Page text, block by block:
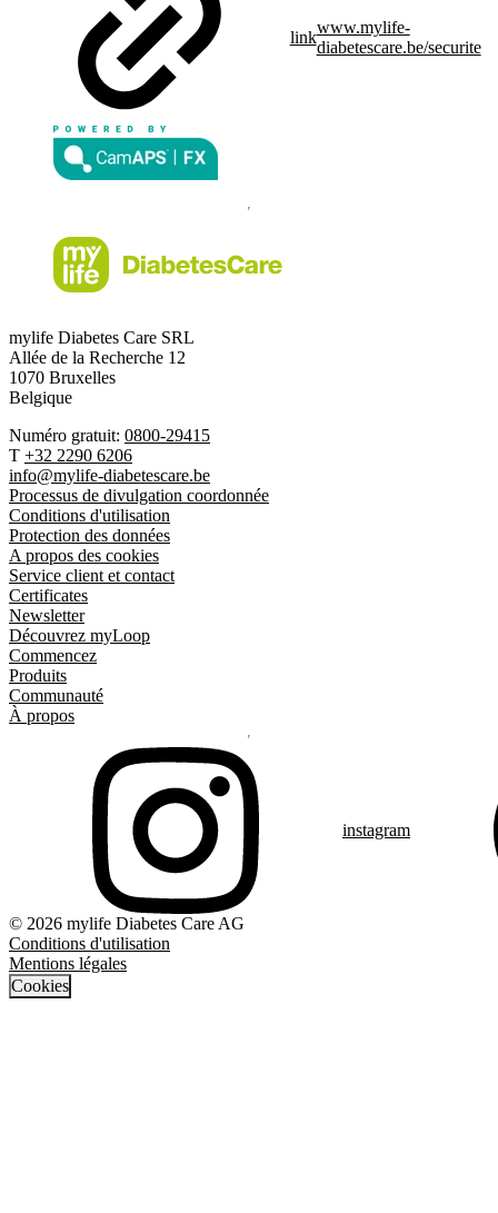
link
www.mylife-
diabetescare.be/securite
mylife Diabetes Care SRL
Allée de la Recherche 12
1070 Bruxelles
Belgique
Numéro gratuit: 0800-29415
T +32 2290 6206
info@mylife-diabetescare.be
Processus de divulgation coordonnée
Conditions d'utilisation
Protection des données
A propos des cookies
Service client et contact
Certificates
Newsletter
Découvrez myLoop
Commencez
Produits
Communauté
À propos
instagram
© 2026 mylife Diabetes Care AG
Conditions d'utilisation
Mentions légales
Cookies